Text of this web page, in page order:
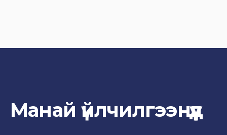
Манай үйлчилгээнүүд